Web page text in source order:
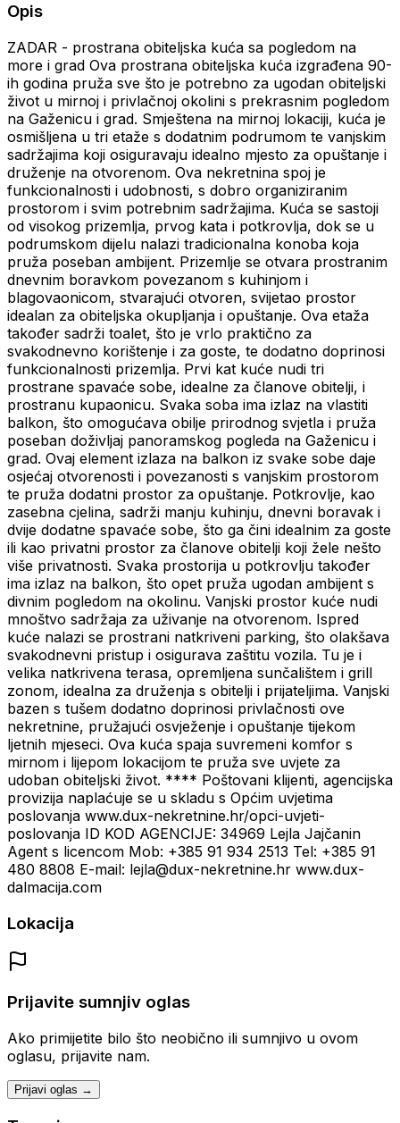
Opis
ZADAR - prostrana obiteljska kuća sa pogledom na
more i grad Ova prostrana obiteljska kuća izgrađena 90-
ih godina pruža sve što je potrebno za ugodan obiteljski
život u mirnoj i privlačnoj okolini s prekrasnim pogledom
na Gaženicu i grad. Smještena na mirnoj lokaciji, kuća je
osmišljena u tri etaže s dodatnim podrumom te vanjskim
sadržajima koji osiguravaju idealno mjesto za opuštanje i
druženje na otvorenom. Ova nekretnina spoj je
funkcionalnosti i udobnosti, s dobro organiziranim
prostorom i svim potrebnim sadržajima. Kuća se sastoji
od visokog prizemlja, prvog kata i potkrovlja, dok se u
podrumskom dijelu nalazi tradicionalna konoba koja
pruža poseban ambijent. Prizemlje se otvara prostranim
dnevnim boravkom povezanom s kuhinjom i
blagovaonicom, stvarajući otvoren, svijetao prostor
idealan za obiteljska okupljanja i opuštanje. Ova etaža
također sadrži toalet, što je vrlo praktično za
svakodnevno korištenje i za goste, te dodatno doprinosi
funkcionalnosti prizemlja. Prvi kat kuće nudi tri
prostrane spavaće sobe, idealne za članove obitelji, i
prostranu kupaonicu. Svaka soba ima izlaz na vlastiti
balkon, što omogućava obilje prirodnog svjetla i pruža
poseban doživljaj panoramskog pogleda na Gaženicu i
grad. Ovaj element izlaza na balkon iz svake sobe daje
osjećaj otvorenosti i povezanosti s vanjskim prostorom
te pruža dodatni prostor za opuštanje. Potkrovlje, kao
zasebna cjelina, sadrži manju kuhinju, dnevni boravak i
dvije dodatne spavaće sobe, što ga čini idealnim za goste
ili kao privatni prostor za članove obitelji koji žele nešto
više privatnosti. Svaka prostorija u potkrovlju također
ima izlaz na balkon, što opet pruža ugodan ambijent s
divnim pogledom na okolinu. Vanjski prostor kuće nudi
mnoštvo sadržaja za uživanje na otvorenom. Ispred
kuće nalazi se prostrani natkriveni parking, što olakšava
svakodnevni pristup i osigurava zaštitu vozila. Tu je i
velika natkrivena terasa, opremljena sunčalištem i grill
zonom, idealna za druženja s obitelji i prijateljima. Vanjski
bazen s tušem dodatno doprinosi privlačnosti ove
nekretnine, pružajući osvježenje i opuštanje tijekom
ljetnih mjeseci. Ova kuća spaja suvremeni komfor s
mirnom i lijepom lokacijom te pruža sve uvjete za
udoban obiteljski život. **** Poštovani klijenti, agencijska
provizija naplaćuje se u skladu s Općim uvjetima
poslovanja www.dux-nekretnine.hr/opci-uvjeti-
poslovanja ID KOD AGENCIJE: 34969 Lejla Jajčanin
Agent s licencom Mob: +385 91 934 2513 Tel: +385 91
480 8808 E-mail: lejla@dux-nekretnine.hr www.dux-
dalmacija.com
Lokacija
Prijavite sumnjiv oglas
Ako primijetite bilo što neobično ili sumnjivo u ovom
oglasu, prijavite nam.
Prijavi oglas →